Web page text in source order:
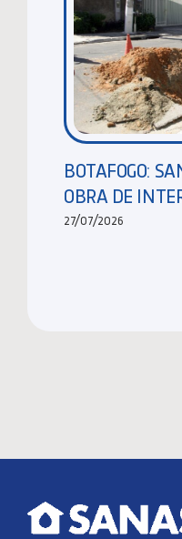
BOTAFOGO:
OBRA DE
27/07/2026